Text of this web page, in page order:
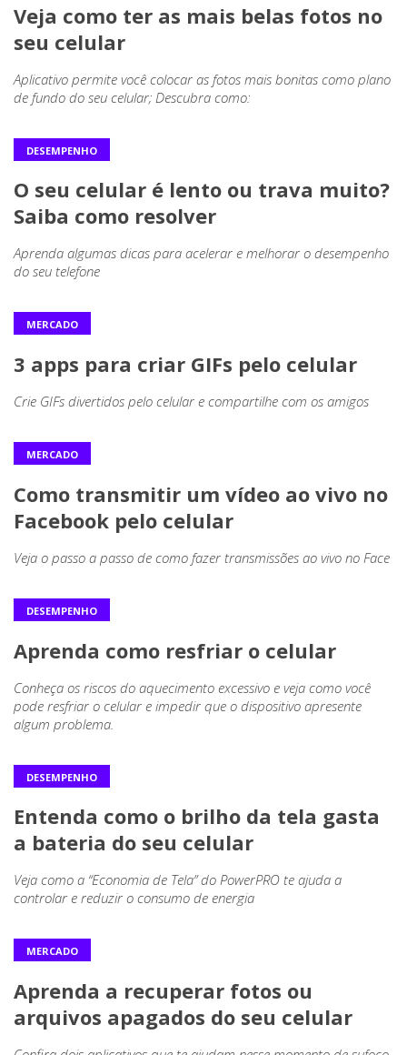
Veja como ter as mais belas fotos no
seu celular
Aplicativo permite você colocar as fotos mais bonitas como plano
de fundo do seu celular; Descubra como:
DESEMPENHO
O seu celular é lento ou trava muito?
Saiba como resolver
Aprenda algumas dicas para acelerar e melhorar o desempenho
do seu telefone
MERCADO
3 apps para criar GIFs pelo celular
Crie GIFs divertidos pelo celular e compartilhe com os amigos
MERCADO
Como transmitir um vídeo ao vivo no
Facebook pelo celular
Veja o passo a passo de como fazer transmissões ao vivo no Face
DESEMPENHO
Aprenda como resfriar o celular
Conheça os riscos do aquecimento excessivo e veja como você
pode resfriar o celular e impedir que o dispositivo apresente
algum problema.
DESEMPENHO
Entenda como o brilho da tela gasta
a bateria do seu celular
Veja como a “Economia de Tela” do PowerPRO te ajuda a
controlar e reduzir o consumo de energia
MERCADO
Aprenda a recuperar fotos ou
arquivos apagados do seu celular